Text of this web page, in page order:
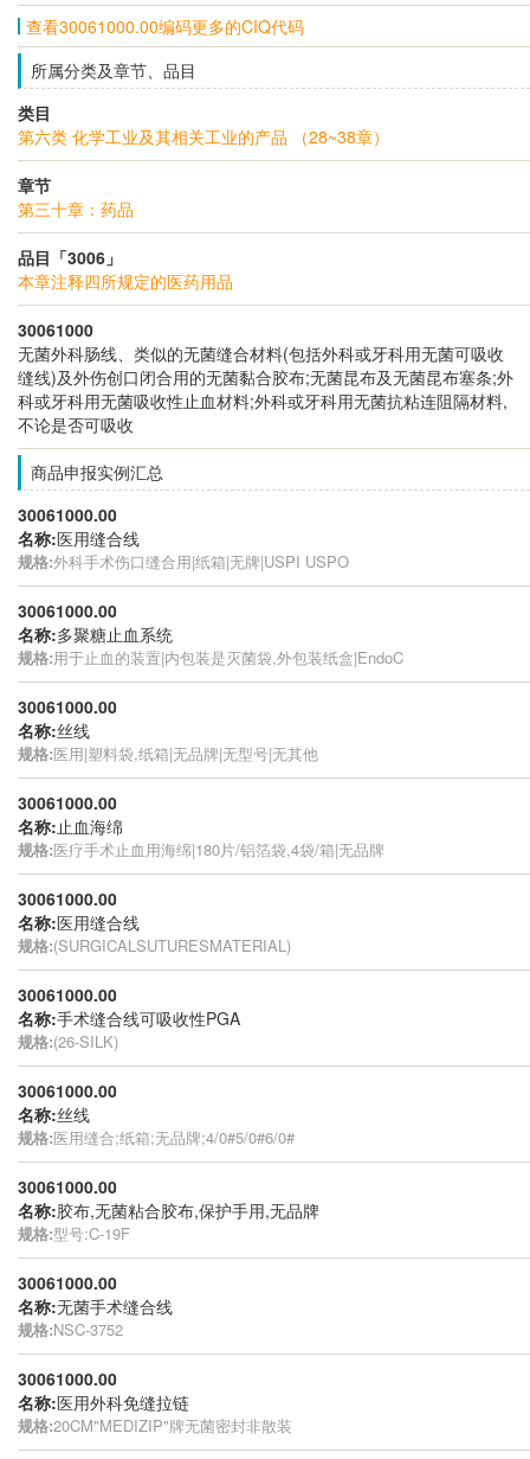
查看30061000.00编码更多的CIQ代码
所属分类及章节、品目
类目
第六类 化学工业及其相关工业的产品 （28~38章）
章节
第三十章：药品
品目「3006」
本章注释四所规定的医药用品
30061000
无菌外科肠线、类似的无菌缝合材料(包括外科或牙科用无菌可吸收
缝线)及外伤创口闭合用的无菌黏合胶布;无菌昆布及无菌昆布塞条;外
科或牙科用无菌吸收性止血材料;外科或牙科用无菌抗粘连阻隔材料,
不论是否可吸收
商品申报实例汇总
30061000.00
名称:医用缝合线
规格:外科手术伤口缝合用|纸箱|无牌|USPI USPO
30061000.00
名称:多聚糖止血系统
规格:用于止血的装置|内包装是灭菌袋,外包装纸盒|EndoC
30061000.00
名称:丝线
规格:医用|塑料袋,纸箱|无品牌|无型号|无其他
30061000.00
名称: 止血海绵
规格:医疗手术止血用海绵|180片/铝箔袋,4袋/箱|无品牌
30061000.00
名称:医用缝合线
规格:(SURGICALSUTURESMATERIAL)
30061000.00
名称:手术缝合线可吸收性PGA
规格:(26-SILK)
30061000.00
名称:丝线
规格:医用缝合;纸箱;无品牌;4/0#5/0#6/0#
30061000.00
名称:胶布,无菌粘合胶布,保护手用,无品牌
规格:型号:C-19F
30061000.00
名称:无菌手术缝合线
规格:NSC-3752
30061000.00
名称:医用外科免缝拉链
规格:20CM"MEDIZIP"牌无菌密封非散装